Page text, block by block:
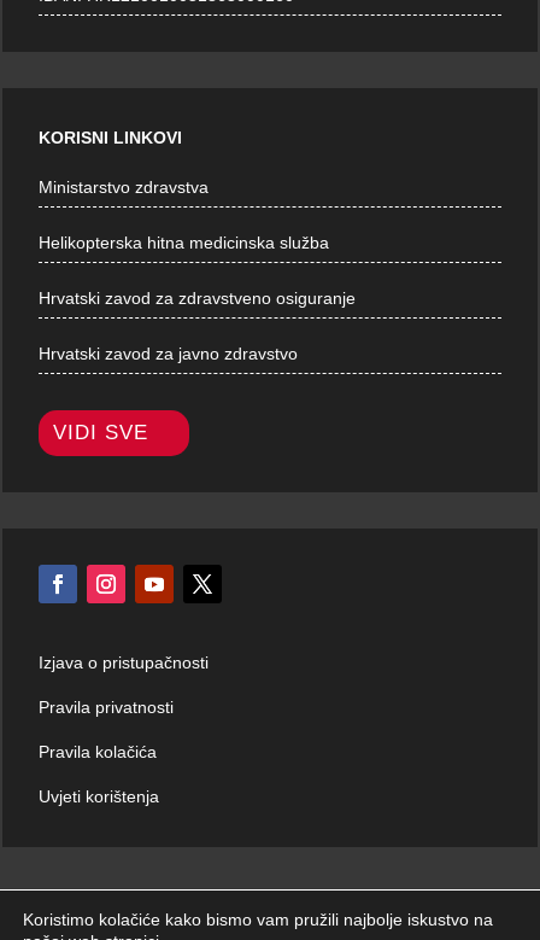
KORISNI LINKOVI
Ministarstvo zdravstva
Helikopterska hitna medicinska služba
Hrvatski zavod za zdravstveno osiguranje
Hrvatski zavod za javno zdravstvo
VIDI SVE
Izjava o pristupačnosti
Pravila privatnosti
Pravila kolačića
Uvjeti korištenja
Koristimo kolačiće kako bismo vam pružili najbolje iskustvo na